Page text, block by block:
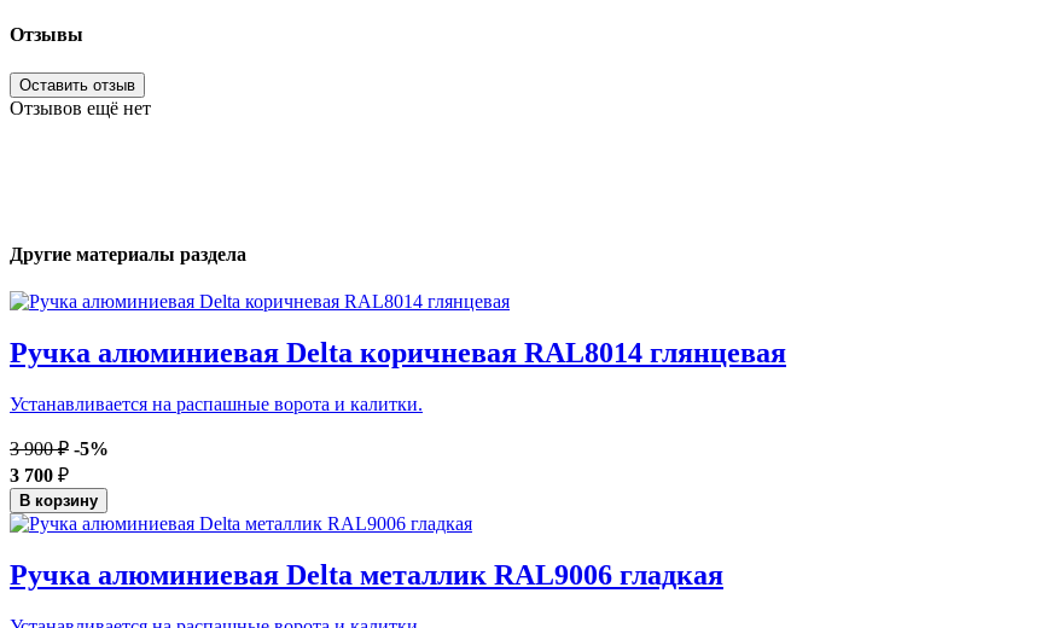
Отзывы
Оставить отзыв
Отзывов ещё нет
Другие материалы раздела
Ручка алюминиевая Delta коричневая RAL8014 глянцевая
Устанавливается на распашные ворота и калитки.
3 900 ₽ -5%
3 700 ₽
В корзину
Ручка алюминиевая Delta металлик RAL9006 гладкая